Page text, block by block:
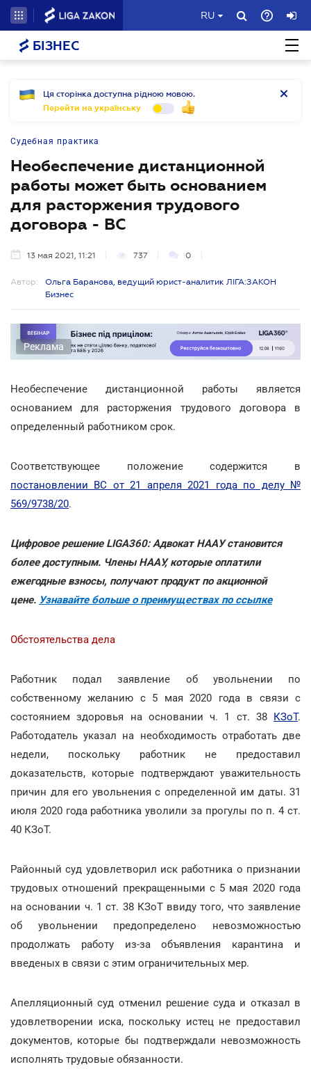
RU
БІЗНЕС
Ця сторінка доступна рідною мовою.
Перейти на українську
Судебная практика
Необеспечение дистанционной
работы может быть основанием
для расторжения трудового
договора - ВС
13 мая 2021, 11:21 737 0
Автор:
Ольга Баранова, ведущий юрист-аналитик ЛІГА:ЗАКОН
Бизнес
Реклама
Необеспечение дистанционной работы является
основанием для расторжения трудового договора в
определенный работником срок.
Соответствующее положение содержится в
постановлении ВС от 21 апреля 2021 года по делу №
569/9738/20.
Цифровое решение LIGA360: Адвокат НААУ становится
более доступным. Члены НААУ, которые оплатили
ежегодные взносы, получают продукт по акционной
цене. Узнавайте больше о преимуществах по ссылке
Обстоятельства дела
Работник подал заявление об увольнении по
собственному желанию с 5 мая 2020 года в связи с
состоянием здоровья на основании ч. 1 ст. 38 КЗоТ.
Работодатель указал на необходимость отработать две
недели, поскольку работник не предоставил
доказательств, которые подтверждают уважительность
причин для его увольнения с определенной им даты. 31
июля 2020 года работника уволили за прогулы по п. 4 ст.
40 КЗоТ.
Районный суд удовлетворил иск работника о признании
трудовых отношений прекращенными с 5 мая 2020 года
на основании ч. 1 ст. 38 КЗоТ ввиду того, что заявление
об увольнении предопределено невозможностью
продолжать работу из-за объявления карантина и
введеных в связи с этим ограничительных мер.
Апелляционный суд отменил решение суда и отказал в
удовлетворении иска, поскольку истец не предоставил
документов, которые бы подтверждали невозможность
исполнять трудовые обязанности.